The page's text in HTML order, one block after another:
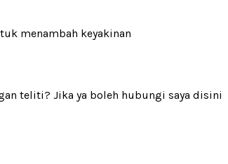
menambah keyakinan
teliti? Jika ya boleh hubungi saya disini